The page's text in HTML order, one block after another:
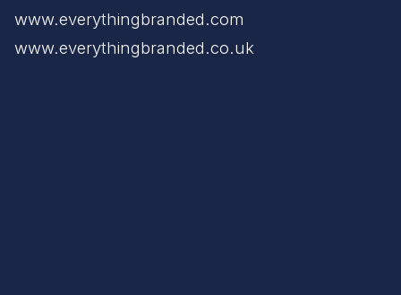
www.everythingbranded.com
www.everythingbranded.co.uk